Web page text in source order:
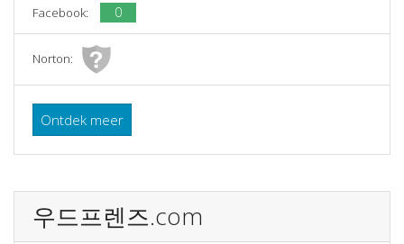
Facebook: 0
Norton:
Ontdek meer
우드프렌즈.com